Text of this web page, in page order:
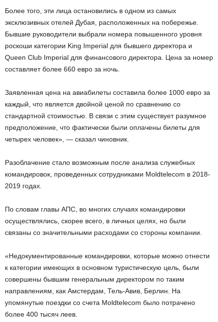
Более того, эти лица остановились в одном из самых
эксклюзивных отелей Дубая, расположенных на побережье.
Бывшие руководители выбрали номера повышенного уровня
роскоши категории King Imperial для бывшего директора и
Queen Club Imperial для финансового директора. Цена за номер
составляет более 660 евро за ночь.
Заявленная цена на авиабилеты составила более 1000 евро за
каждый, что является двойной ценой по сравнению со
стандартной стоимостью. В связи с этим существует разумное
предположение, что фактически были оплачены билеты для
четырех человек», — сказал чиновник.
Разоблачение стало возможным после анализа служебных
командировок, проведенных сотрудниками Moldtelecom в 2018-
2019 годах.
По словам главы АПС, во многих случаях командировки
осуществлялись, скорее всего, в личных целях, но были
связаны со значительными расходами со стороны компании.
«Недокументированные командировки, которые можно отнести
к категории имеющих в основном туристическую цель, были
совершены бывшим генеральным директором по таким
направлениям, как Амстердам, Тель-Авив, Берлин. На
упомянутые поездки со счета Moldtelecom было потрачено
более 400 тысяч леев.